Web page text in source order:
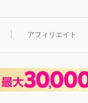
アフィリエイト